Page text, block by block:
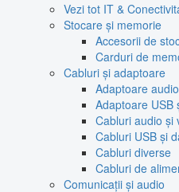
Vezi tot IT &
Stocare și memorie
Accesorii de
Carduri de
Cabluri și adaptoare
Adaptoare
Adaptoare USB
Cabluri audio și
Cabluri USB și
Cabluri diverse
Cabluri de
Comunicații și audio